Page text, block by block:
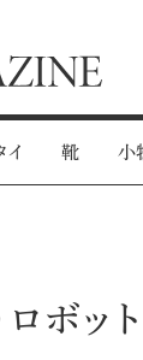
イ 靴 小
ボット